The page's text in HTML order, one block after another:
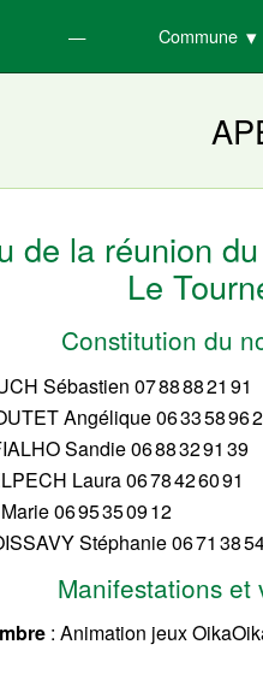
Commune
de la réunion
Le
Constitution du
Sébastien 07 88 88 21 91
Angélique 06 33 58 96
Sandie 06 88 32 91 39
Laura 06 78 42 60 91
06 95 35 09 12
Stéphanie 06 71 38
Manifestations et
: Animation jeux